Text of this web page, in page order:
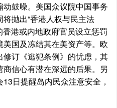
鼓噪。美国众议院中国事务
抛出“香港人权与民主法
香港或内地政府官员设立惩罚
国及冻结其在美资产等。欧
订《逃犯条例》的忧虑，其
信心有潜在深远的后果。另
日提醒岛内民众注意安全，